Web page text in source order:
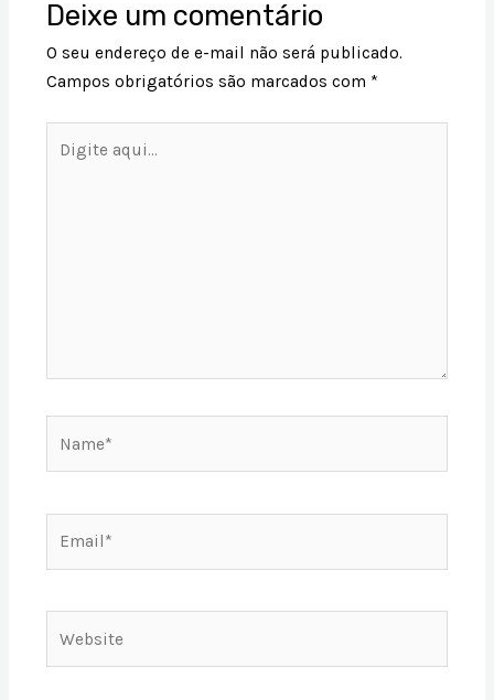
Deixe um comentário
O seu endereço de e-mail não será publicado.
Campos obrigatórios são marcados com *
aqui...